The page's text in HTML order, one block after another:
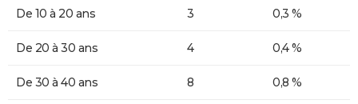
De 10 à 20 ans 3 0,3 %
De 20 à 30 ans 4 0,4 %
De 30 à 40 ans 8 0,8 %